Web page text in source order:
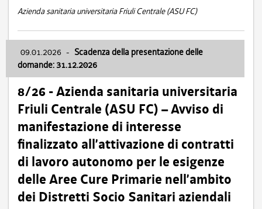
Azienda sanitaria universitaria Friuli Centrale (ASU FC)
09.01.2026 - Scadenza della presentazione delle
domande: 31.12.2026
8/26 - Azienda sanitaria universitaria
Friuli Centrale (ASU FC) – Avviso di
manifestazione di interesse
finalizzato all’attivazione di contratti
di lavoro autonomo per le esigenze
delle Aree Cure Primarie nell’ambito
dei Distretti Socio Sanitari aziendali